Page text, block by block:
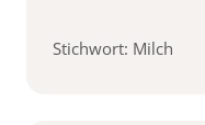
Stichwort: Milch